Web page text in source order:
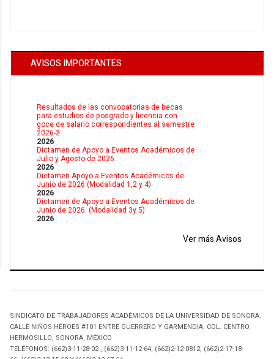
AVISOS IMPORTANTES
Resultados de las convocatorias de becas
para estudios de posgrado y licencia con
goce de salario correspondientes al semestre
2026-2.
2026
Dictamen de Apoyo a Eventos Académicos de
Julio y Agosto de 2026.
2026
Dictamen Apoyo a Eventos Académicos de
Junio de 2026 (Modalidad 1,2 y 4)
2026
Dictamen de Apoyo a Eventos Académicos de
Junio de 2026. (Modalidad 3y 5)
2026
Ver más Avisos
SINDICATO DE TRABAJADORES ACADÉMICOS DE LA UNIVERSIDAD DE SONORA.
CALLE NIÑOS HÉROES #101 ENTRE GUERRERO Y GARMENDIA. COL. CENTRO.
HERMOSILLO, SONORA, MÉXICO
TELÉFONOS: (662)3-11-28-02 , (662)3-11-12-64, (662)2-12-0812, (662)2-17-18-